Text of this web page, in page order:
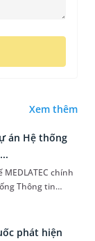
Xem thêm
án Hệ thống
chính
Thông tin
Information
phát hiện